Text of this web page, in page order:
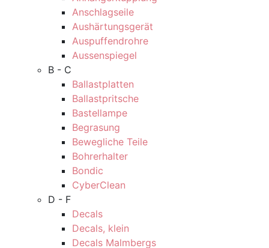
Anschlagseile
Aushärtungsgerät
Auspuffendrohre
Aussenspiegel
B - C
Ballastplatten
Ballastpritsche
Bastellampe
Begrasung
Bewegliche Teile
Bohrerhalter
Bondic
CyberClean
D - F
Decals
Decals, klein
Decals Malmbergs